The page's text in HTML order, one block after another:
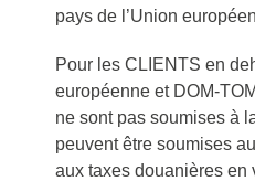
pays de l’Union
Pour les CLIENTS en
européenne et DOM-
ne sont pas soumises à
peuvent être soumises
aux taxes douanières en